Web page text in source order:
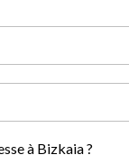
à Bizkaia ?